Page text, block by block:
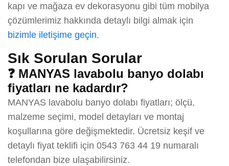
kapı ve mağaza ev dekorasyonu gibi tüm mobilya
çözümlerimiz hakkında detaylı bilgi almak için
bizimle iletişime geçin.
Sık Sorulan Sorular
❓ MANYAS lavabolu banyo dolabı
fiyatları ne kadardır?
MANYAS lavabolu banyo dolabı fiyatları; ölçü,
malzeme seçimi, model detayları ve montaj
koşullarına göre değişmektedir. Ücretsiz keşif ve
detaylı fiyat teklifi için 0543 763 44 19 numaralı
telefondan bize ulaşabilirsiniz.